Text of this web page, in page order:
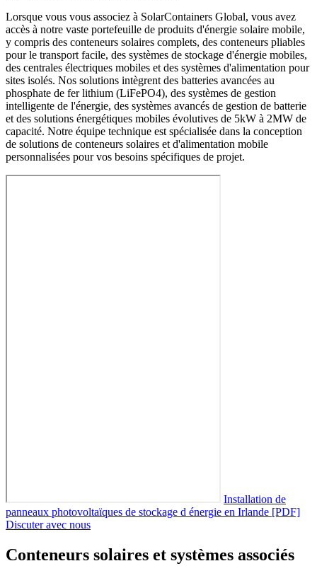
Lorsque vous vous associez à SolarContainers Global, vous avez
accès à notre vaste portefeuille de produits d'énergie solaire mobile,
y compris des conteneurs solaires complets, des conteneurs pliables
pour le transport facile, des systèmes de stockage d'énergie mobiles,
des centrales électriques mobiles et des systèmes d'alimentation pour
sites isolés. Nos solutions intègrent des batteries avancées au
phosphate de fer lithium (LiFePO4), des systèmes de gestion
intelligente de l'énergie, des systèmes avancés de gestion de batterie
et des solutions énergétiques mobiles évolutives de 5kW à 2MW de
capacité. Notre équipe technique est spécialisée dans la conception
de solutions de conteneurs solaires et d'alimentation mobile
personnalisées pour vos besoins spécifiques de projet.
Installation de
panneaux photovoltaïques de stockage d énergie en Irlande [PDF]
Discuter avec nous
Conteneurs solaires et systèmes associés